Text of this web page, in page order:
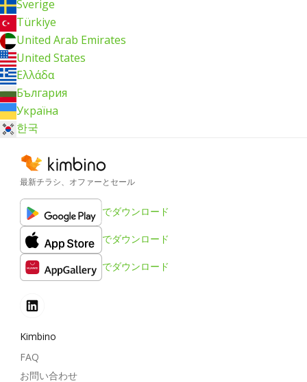
Sverige
Türkiye
United Arab Emirates
United States
Ελλάδα
България
Україна
한국
最新チラシ、オファーとセール
でダウンロード
でダウンロード
でダウンロード
Kimbino
FAQ
お問い合わせ